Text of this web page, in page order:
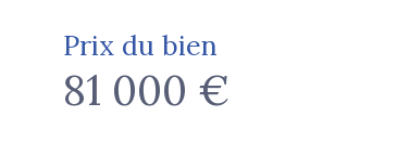
Prix du bien
81 000 €